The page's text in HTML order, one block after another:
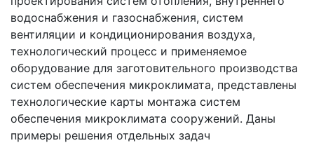
водоснабжения и газоснабжения, систем
вентиляции и кондиционирования воздуха,
технологический процесс и применяемое
оборудование для заготовительного производства
систем обеспечения микроклимата, представлены
технологические карты монтажа систем
обеспечения микроклимата сооружений. Даны
примеры решения отдельных задач